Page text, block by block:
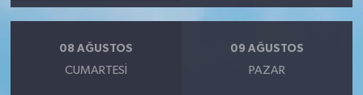
08 AĞUSTOS
CUMARTESI
09 AĞUSTOS
PAZAR